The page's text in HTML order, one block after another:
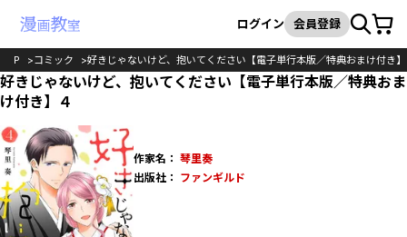
検索
ログイン 会員登録カート
TOP コミック 好きじゃないけど、抱いてください【電子単行本版／特典おまけ付き】
好きじゃないけど、抱いてください【電子単行本版／特典おま
け付き】４
作家名： 琴里奏
出版社： ファンギルド